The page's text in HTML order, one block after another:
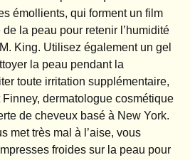
émollients, qui forment un film
la peau pour retenir l’humidité
King. Utilisez également un gel
la peau pendant la
toute irritation supplémentaire,
dermatologue cosmétique
de cheveux basé à New York.
met très mal à l’aise, vous
froides sur la peau pour